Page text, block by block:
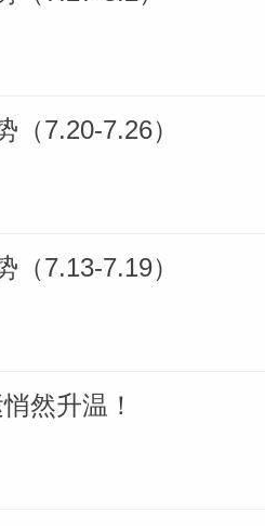
7.20-7.26）
7.13-7.19）
然升温！